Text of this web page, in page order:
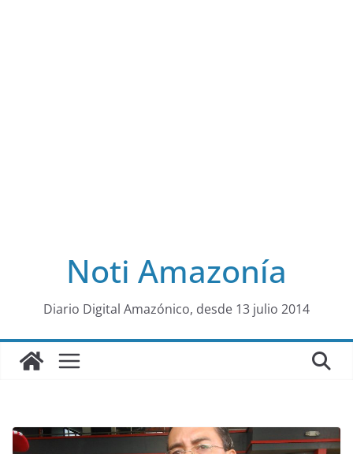
al
Noti Amazonía
Diario Digital Amazónico, desde 13 julio 2014